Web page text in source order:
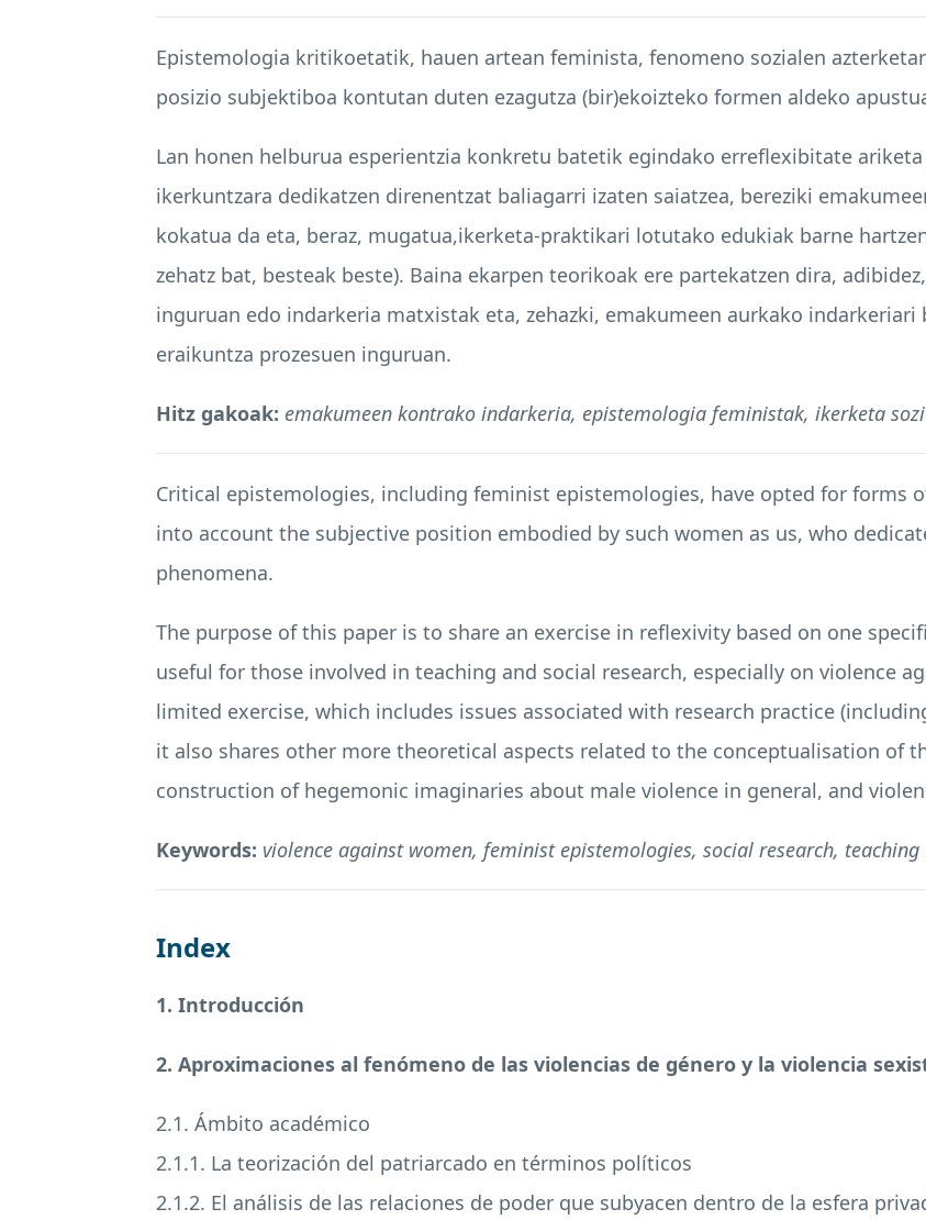
Epistemologia kritikoetatik, hauen artean feminista, fenomeno sozialen
posizio subjektiboa kontutan duten ezagutza (bir)ekoizteko formen aldeko
Lan honen helburua esperientzia konkretu batetik egindako erreflexibitate
ikerkuntzara dedikatzen direnentzat baliagarri izaten saiatzea, bereziki
kokatua da eta, beraz, mugatua,ikerketa-praktikari lotutako edukiak barne
zehatz bat, besteak beste). Baina ekarpen teorikoak ere partekatzen dira,
inguruan edo indarkeria matxistak eta, zehazki, emakumeen aurkako
eraikuntza prozesuen inguruan.
Hitz gakoak: emakumeen kontrako indarkeria, epistemologia feministak, ikerketa
Critical epistemologies, including feminist epistemologies, have opted for forms
into account the subjective position embodied by such women as us, who
phenomena.
The purpose of this paper is to share an exercise in reflexivity based on one
useful for those involved in teaching and social research, especially on violence
limited exercise, which includes issues associated with research practice
it also shares other more theoretical aspects related to the conceptualisation of
construction of hegemonic imaginaries about male violence in general, and
Keywords: violence against women, feminist epistemologies, social research,
Index
1. Introducción
2. Aproximaciones al fenómeno de las violencias de género y la violencia
2.1. Ámbito académico
2.1.1. La teorización del patriarcado en términos políticos
2.1.2. El análisis de las relaciones de poder que subyacen dentro de la esfera